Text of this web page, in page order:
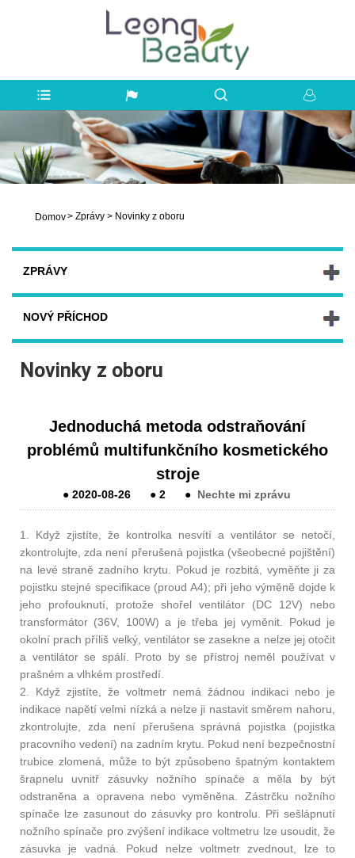
Domov> Zprávy > Novinky z oboru
ZPRÁVY
NOVÝ PŘÍCHOD
Novinky z oboru
Jednoduchá metoda odstraňování
problémů multifunkčního kosmetického
stroje
●2020-08-26 ●2 ● Nechte mi zprávu
1. Když zjistíte, že kontrolka nesvítí a ventilátor se netočí,
zkontrolujte, zda není přerušená pojistka (všeobecné pojištění)
na levé straně zadního krytu. Pokud je rozbitá, vyměňte ji za
pojistku stejné specifikace (proud A4); při jeho výměně dojde k
jeho profouknutí, protože shořel ventilátor (DC 12V) nebo
transformátor (36V, 100W) a je třeba jej vyměnit. Pokud je
okolní prach příliš velký, ventilátor se zasekne a nelze jej otočit
a ventilátor se spálí. Proto by se přístroj neměl používat v
prašném a vlhkém prostředí.
2. Když zjistíte, že voltmetr nemá žádnou indikaci nebo je
indikace napětí velmi nízká a nelze ji nastavit směrem nahoru,
zkontrolujte, zda není přerušena správná pojistka (pojistka
pracovního vedení) na zadním krytu. Pokud není bezpečnostní
trubice zlomená, může to být způsobeno špatným kontaktem
šrapnelu uvnitř zásuvky nožního spínače a měla by být
odstraněna a opravena nebo vyměněna. Zástrčku nožního
spínače lze zasunout do zásuvky pro kontrolu. Při sešlápnutí
nožního spínače pro zvýšení indikace voltmetru lze usoudit, že
zásuvka je vadná. Pokud nelze voltmetr zvednout, lze to